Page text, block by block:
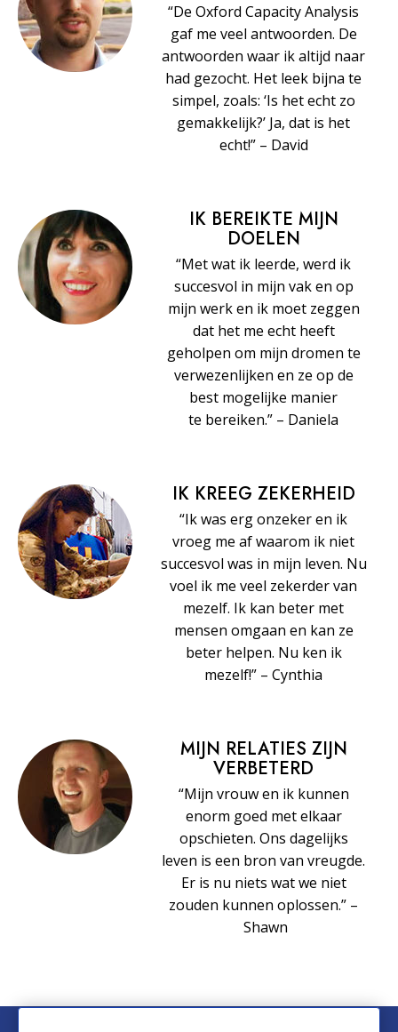
“De Oxford Capacity Analysis
gaf me veel antwoorden. De
antwoorden waar ik altijd naar
had gezocht. Het leek bijna te
simpel, zoals: ‘Is het echt zo
gemakkelijk?’ Ja, dat is het
echt!” – David
IK BEREIKTE MIJN
DOELEN
“Met wat ik leerde, werd ik
succesvol in mijn vak en op
mijn werk en ik moet zeggen
dat het me echt heeft
geholpen om mijn dromen te
verwezenlijken en ze op de
best mogelijke manier
te bereiken.” – Daniela
IK KREEG ZEKERHEID
“Ik was erg onzeker en ik
vroeg me af waarom ik niet
succesvol was in mijn leven. Nu
voel ik me veel zekerder van
mezelf. Ik kan beter met
mensen omgaan en kan ze
beter helpen. Nu ken ik
mezelf!” – Cynthia
MIJN RELATIES ZIJN
VERBETERD
“Mijn vrouw en ik kunnen
enorm goed met elkaar
opschieten. Ons dagelijks
leven is een bron van vreugde.
Er is nu niets wat we niet
zouden kunnen oplossen.” –
Shawn